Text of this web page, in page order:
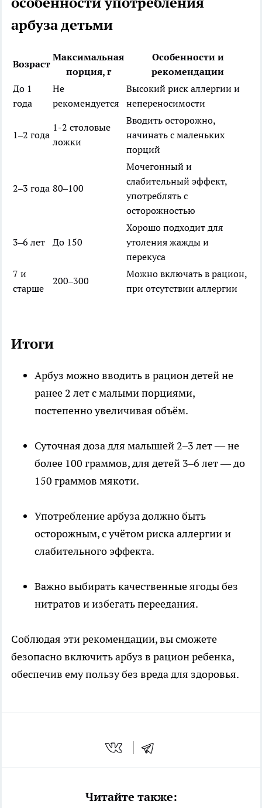
арбуза детьми
Возраст
Максимальная
порция, г
Особенности и
рекомендации
До 1
года
Не
рекомендуется
Высокий риск аллергии и
непереносимости
1–2 года
1-2 столовые
ложки
Вводить осторожно,
начинать с маленьких
порций
2–3 года 80–100
Мочегонный и
слабительный эффект,
употреблять с
осторожностью
3–6 лет До 150
Хорошо подходит для
утоления жажды и
перекуса
7 и
старше
200–300
Можно включать в рацион,
при отсутствии аллергии
Итоги
Арбуз можно вводить в рацион детей не
ранее 2 лет с малыми порциями,
постепенно увеличивая объём.
Суточная доза для малышей 2–3 лет — не
более 100 граммов, для детей 3–6 лет — до
150 граммов мякоти.
Употребление арбуза должно быть
осторожным, с учётом риска аллергии и
слабительного эффекта.
Важно выбирать качественные ягоды без
нитратов и избегать переедания.
Соблюдая эти рекомендации, вы сможете
безопасно включить арбуз в рацион ребенка,
обеспечив ему пользу без вреда для здоровья.
Читайте также: